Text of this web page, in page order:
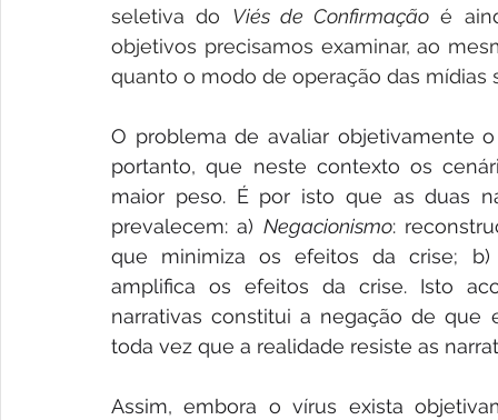
seletiva do Viés de Confirmação é
objetivos precisamos examinar, ao
quanto o modo de operação das mídias
O problema de avaliar objetivamente
portanto, que neste contexto os
maior peso. É por isto que as duas
prevalecem: a) Negacionismo:
que minimiza os efeitos da crise;
amplifica os efeitos da crise. Isto
narrativas constitui a negação de que
toda vez que a realidade resiste as
Assim, embora o vírus exista